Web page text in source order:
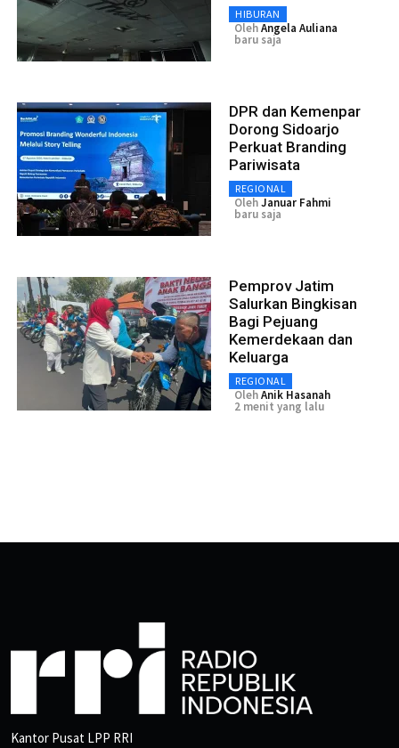
HIBURAN
OlehAngela Auliana
baru saja
DPR dan Kemenpar
Dorong Sidoarjo
Perkuat Branding
Pariwisata
REGIONAL
OlehJanuar Fahmi
baru saja
Pemprov Jatim
Salurkan Bingkisan
Bagi Pejuang
Kemerdekaan dan
Keluarga
REGIONAL
OlehAnik Hasanah
2 menit yang lalu
Kantor Pusat LPP RRI